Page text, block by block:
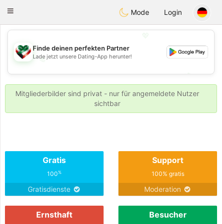
KuwaitChat
Toggle
Mode Login
💖
💕
💕
Finde deinen perfekten Partner
Lade jetzt unsere Dating-App herunter!
Mitgliederbilder sind privat - nur für angemeldete Nutzer
sichtbar
Gratis
100%
Gratisdienste
Support
100% gratis
Moderation
Ernsthaft Besucher